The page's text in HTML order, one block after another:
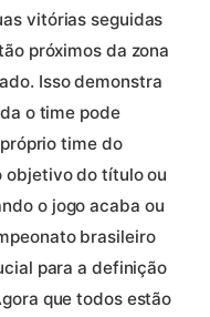
vitórias seguidas
próximos da zona
Isso demonstra
o time pode
time do
objetivo do título ou
o jogo acaba ou
brasileiro
para a definição
que todos estão